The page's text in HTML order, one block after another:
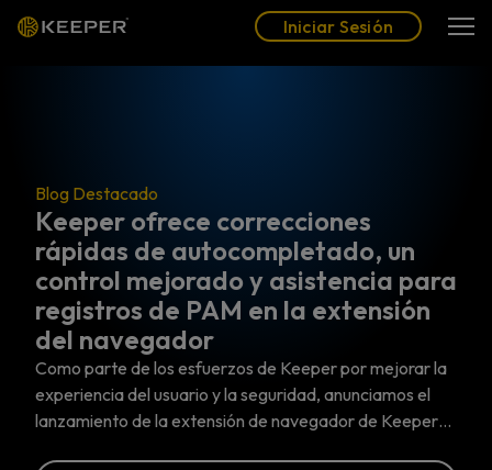
Iniciar Sesión
Blog Destacado
Keeper ofrece correcciones
rápidas de autocompletado, un
control mejorado y asistencia para
registros de PAM en la extensión
del navegador
Como parte de los esfuerzos de Keeper por mejorar la
experiencia del usuario y la seguridad, anunciamos el
lanzamiento de la extensión de navegador de Keeper…